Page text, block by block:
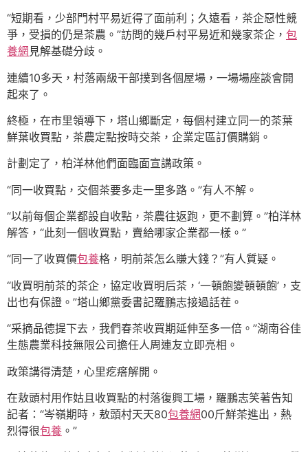
“短期看，少部門村平易近得了面前利；久遠看，茶企惡性競
爭，受損的仍是茶農。”訪問的幾戶村平易近和幾家茶企， 包
養網 見解基礎分歧。
連續10多天，村落兩級干部撲到各個屋場，一場場座談會開
起來了。
終極，在市里領導下，塔山鄉斷定，每個村建立同一的茶葉
鮮葉收買點，茶農定點按時交茶，企業定區訂價購銷。
計劃定了，柏洋林他們面臨面宣講政策。
“同一收買點，交個茶要多走一里多路。”有人不解。
“以前每個企業都設自收點，茶農往返跑，更不劃算。”柏洋林
解答，“此刻一個收買點，賣給哪家企業都一樣。”
“同一了收買價包養格，明前茶怎么賺大錢？”有人質疑。
“收買明前茶的茶企，協定收買明后茶，‘一頓飽變頓頓飽’，支
出也有保證。”塔山鄉黨委書記羅鵬志接過話茬。
“采摘品德提下去，我們春茶收買期延伸至多一倍。”湖南谷佳
生態農業科技無限公司擔任人周連友立即亮相。
政策講得清楚，心里疙瘩解開。
在敖頭村用作姑且收買點的村落復興工場，羅鵬志笑著告知
記者：“岑嶺期時，敖頭村天天80包養網00斤鮮茶進出，熱
烈得很包養 。”